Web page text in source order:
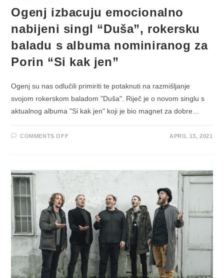
Ogenj izbacuju emocionalno
nabijeni singl “Duša”, rokersku
baladu s albuma nominiranog za
Porin “Si kak jen”
Ogenj su nas odlučili primiriti te potaknuti na razmišljanje
svojom rokerskom baladom "Duša". Riječ je o novom singlu s
aktualnog albuma "Si kak jen" koji je bio magnet za dobre…
COMMENTS OFFON
SINGL
“DUŠA”,
ROKERSKU
BALADU
ALBUMA
NOMINIRANOG
ZA
PORIN
“SI
KAK
JEN”
APRIL 13, 2021